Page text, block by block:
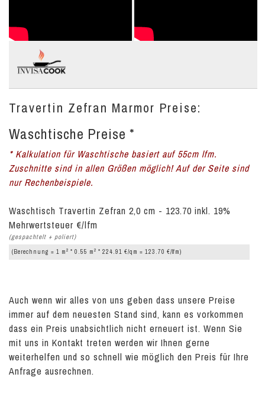
Travertin Zefran Marmor Preise:
Waschtische Preise *
* Kalkulation für Waschtische basiert auf 55cm lfm.
Zuschnitte sind in allen Größen möglich! Auf der Seite sind
nur Rechenbeispiele.
Waschtisch Travertin Zefran 2,0 cm - 123.70 inkl. 19%
Mehrwertsteuer €/lfm
(gespachtelt + poliert)
(Berechnung = 1 m 2 * 0.55 m 2 * 224.91 €/qm = 123.70 €/lfm)
Auch wenn wir alles von uns geben dass unsere Preise
immer auf dem neuesten Stand sind, kann es vorkommen
dass ein Preis unabsichtlich nicht erneuert ist. Wenn Sie
mit uns in Kontakt treten werden wir Ihnen gerne
weiterhelfen und so schnell wie möglich den Preis für Ihre
Anfrage ausrechnen.